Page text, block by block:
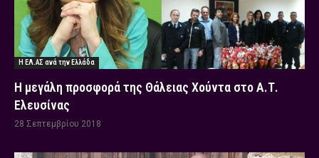
Η ΕΛ.ΑΣ ανά την Ελλάδα
Η μεγάλη προσφορά της Θάλειας Χούντα στο Α.Τ.
Ελευσίνας
28 Σεπτεμβρίου 2018